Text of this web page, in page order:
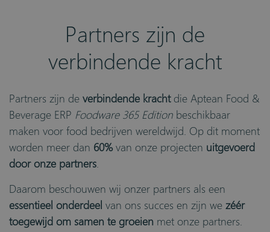
Partners zijn de
verbindende kracht
Partners zijn de verbindende krachtdie Aptean Food &
Beverage ERP Foodware 365 Edition beschikbaar
maken voor food bedrijven wereldwijd. Op dit moment
worden meer dan 60% van onze projecten uitgevoerd
door onze partners
Daarom beschouwen wij onzer partners als een
essentieel onderdeel van ons succes en zijn we zéér
toegewijd om samen te groeien met onze partners.